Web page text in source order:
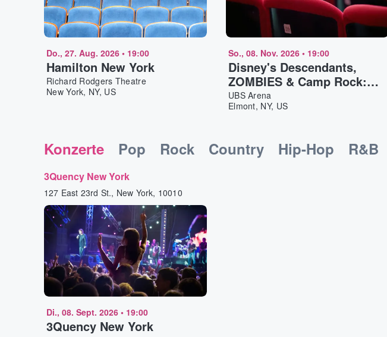
Do., 27. Aug. 2026 • 19:00
Hamilton New York
Richard Rodgers Theatre
New York, NY, US
So., 08. Nov. 2026• 19:00
Disney's Descendants,
ZOMBIES & Camp Rock:
Worlds Collide Concert
Tour Elmont
UBS Arena
Elmont, NY, US
Konzerte Pop Rock Country Hip-Hop R&B
3Quency New York
127 East 23rd St., New York, 10010
Di., 08. Sept. 2026 • 19:00
3Quency New York